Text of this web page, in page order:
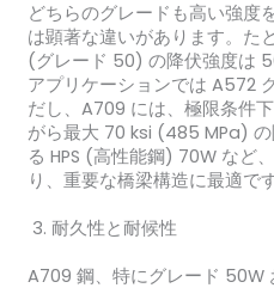
どちらのグレードも高い強度
は顕著な違いがあります。た
(グレード 50) の降伏強度は
アプリケーションでは A572
だし、A709 には、極限条件
がら最大 70 ksi (485 MPa)
る HPS (高性能鋼) 70W など
り、重要な橋梁構造に最適で
耐久性と耐候性
A709 鋼、特にグレード 50W